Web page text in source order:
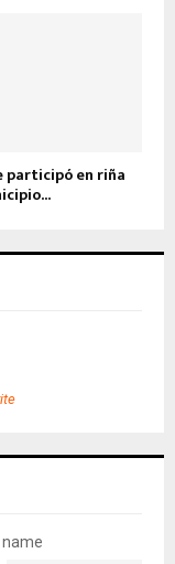
participó en riña
name